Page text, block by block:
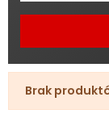
Brak